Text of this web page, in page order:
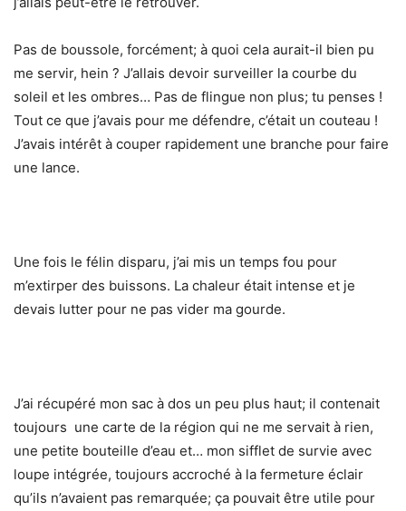
Pas de boussole, forcément; à quoi cela aurait-il bien pu
me servir, hein ? J’allais devoir surveiller la courbe du
soleil et les ombres… Pas de flingue non plus; tu penses !
Tout ce que j’avais pour me défendre, c’était un couteau !
J’avais intérêt à couper rapidement une branche pour faire
une lance.
Une fois le félin disparu, j’ai mis un temps fou pour
m’extirper des buissons. La chaleur était intense et je
devais lutter pour ne pas vider ma gourde.
J’ai récupéré mon sac à dos un peu plus haut; il contenait
toujours une carte de la région qui ne me servait à rien,
une petite bouteille d’eau et… mon sifflet de survie avec
loupe intégrée, toujours accroché à la fermeture éclair
qu’ils n’avaient pas remarquée; ça pouvait être utile pour